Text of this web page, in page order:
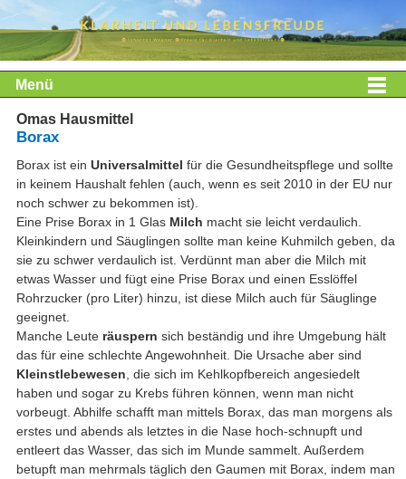
Menü
Omas Hausmittel
Borax
Borax ist ein Universalmittel für die Gesundheitspflege und sollte
in keinem Haushalt fehlen (auch, wenn es seit 2010 in der EU nur
noch schwer zu bekommen ist).
Eine Prise Borax in 1 Glas Milch macht sie leicht verdaulich.
Kleinkindern und Säuglingen sollte man keine Kuhmilch geben, da
sie zu schwer verdaulich ist. Verdünnt man aber die Milch mit
etwas Wasser und fügt eine Prise Borax und einen Esslöffel
Rohrzucker (pro Liter) hinzu, ist diese Milch auch für Säuglinge
geeignet.
Manche Leute räuspern sich beständig und ihre Umgebung hält
das für eine schlechte Angewohnheit. Die Ursache aber sind
Kleinstlebewesen , die sich im Kehlkopfbereich angesiedelt
haben und sogar zu Krebs führen können, wenn man nicht
vorbeugt. Abhilfe schafft man mittels Borax, das man morgens als
erstes und abends als letztes in die Nase hoch-schnupft und
entleert das Wasser, das sich im Munde sammelt. Außerdem
betupft man mehrmals täglich den Gaumen mit Borax, indem man